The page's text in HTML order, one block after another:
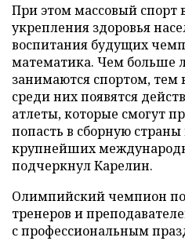
При этом массовый спорт
укрепления здоровья
воспитания будущих
математика. Чем больше
занимаются спортом, тем
среди них появятся
атлеты, которые смогут
попасть в сборную
крупнейших
подчеркнул Карелин.
Олимпийский чемпион
тренеров и
с профессиональным